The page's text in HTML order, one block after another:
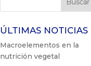
ÚLTIMAS NOTICIAS
Macroelementos en la
nutrición vegetal